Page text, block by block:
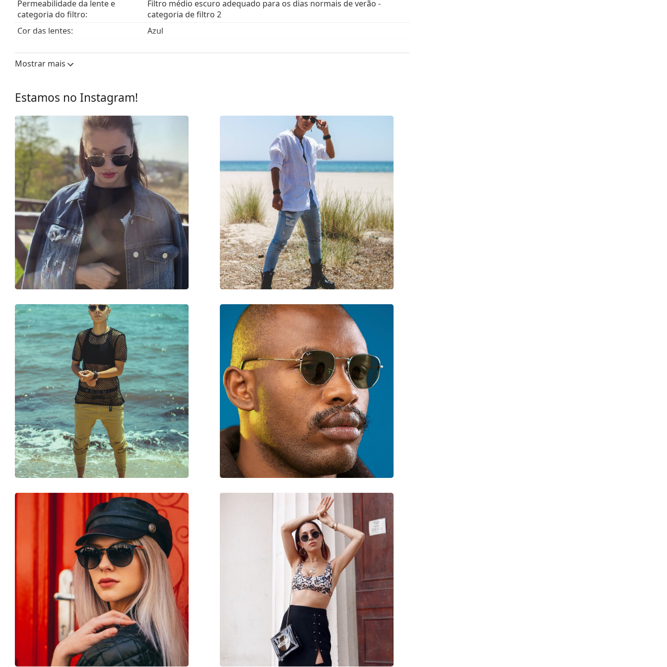
Permeabilidade da lente e
categoria do filtro:
Filtro médio escuro adequado para os dias normais de verão -
categoria de filtro 2
Cor das lentes:
Azul
Calibre do cristal:
Filtro UV 400:
Formato da armação:
Cor da armação:
Material da armação:
Plástico
Tamanhos:
S
Calibre total dos óculos:
123 mm
Comprimento das hastes:
130 mm
Ponte:
16 mm
Peso:
50 g
Almofadas nasais ajustáveis:
Não
Acessórios
Estojo:
Sim
Pano de limpeza:
Não
Outros
Género:
Crianças
Categoria:
Óculos de sol
Marca:
Ray-Ban
Uso:
Moda
Código:
RJ9052S 70624L 48
Mostrar mais
Estamos no Instagram!